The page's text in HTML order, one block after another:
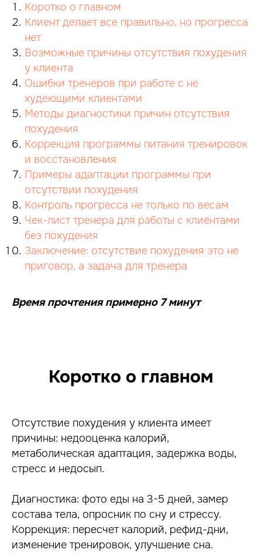
Коротко о главном
Клиент делает все правильно, но прогресса
нет
Возможные причины отсутствия похудения
у клиента
Ошибки тренеров при работе с не
худеющими клиентами
Методы диагностики причин отсутствия
похудения
Коррекция программы питания тренировок
и восстановления
Примеры адаптации программы при
отсутствии похудения
Контроль прогресса не только по весам
Чек-лист тренера для работы с клиентами
без похудения
Заключение: отсутствие похудения это не
приговор, а задача для тренера
Время прочтения примерно 7 минут
Коротко о главном
Отсутствие похудения у клиента имеет
причины: недооценка калорий,
метаболическая адаптация, задержка воды,
стресс и недосып.
Диагностика: фото еды на 3-5 дней, замер
состава тела, опросник по сну и стрессу.
Коррекция: пересчет калорий, рефид-дни,
изменение тренировок, улучшение сна.